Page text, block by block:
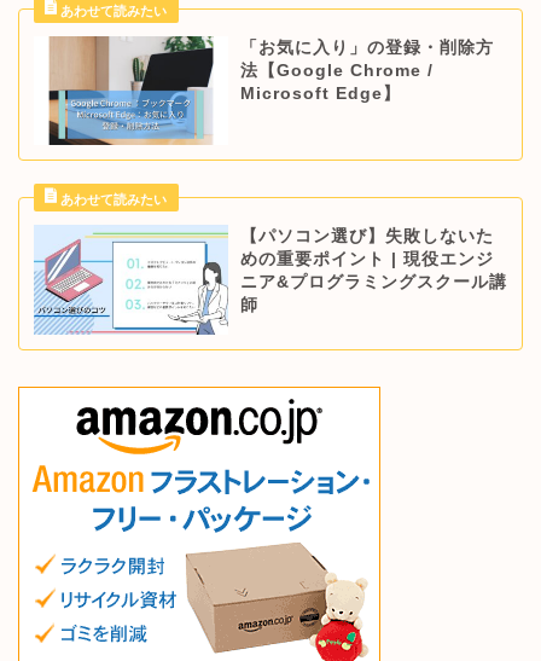
「お気に入り」の登録・削除方
法【Google Chrome /
Microsoft Edge】
【パソコン選び】失敗しないた
めの重要ポイント | 現役エンジ
ニア&プログラミングスクール講
師